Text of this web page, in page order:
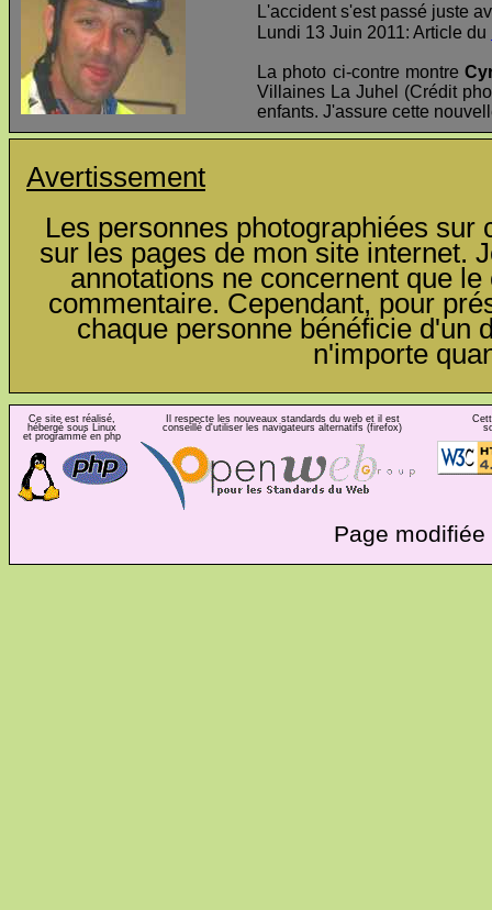
L'accident s'est passé juste
Lundi 13 Juin 2011: Article du
La photo ci-contre montre
Villaines La Juhel (Crédit
enfants. J'assure cette
Avertissement
Les personnes photographiées
sur les pages de mon site internet.
annotations ne concernent que
commentaire. Cependant, pour
chaque personne bénéficie d'un
n'importe
Ce site est réalisé,
hébergé sous Linux
et programmé en php
Il respecte les nouveaux standards du web et il est
conseillé d'utiliser les navigateurs alternatifs (firefox)
Page